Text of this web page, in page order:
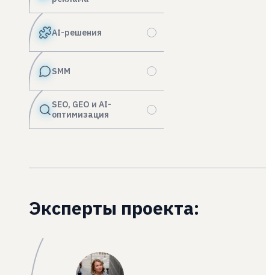
AI-решения
SMM
SEO, GEO и AI-
оптимизация
Эксперты проекта: